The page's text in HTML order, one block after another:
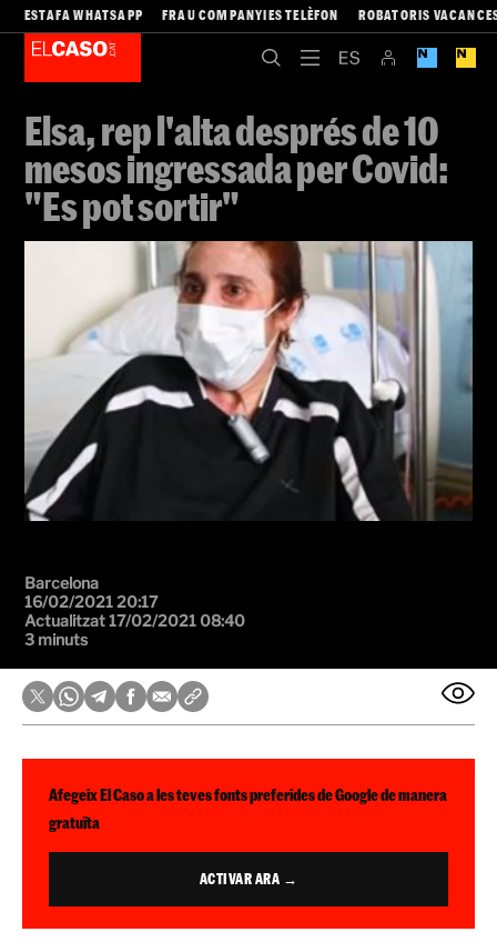
ESTAFA WHATSAPP FRAU COMPANYIES TELÈFON ROBATORIS
Elsa, rep l'alta després de 10
mesos ingressada per Covid:
"Es pot sortir"
Barcelona
16/02/2021 20:17
Actualitzat 17/02/2021 08:40
3 minuts
Afegeix El Caso a les teves fonts preferides de Google de manera
gratuïta
ACTIVAR ARA →